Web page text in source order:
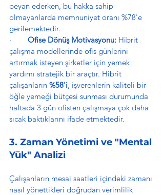
beyan ederken, bu hakka sahip
olmayanlarda memnuniyet oranı %78'e
gerilemektedir.
· Ofise Dönüş Motivasyonu: Hibrit
çalışma modellerinde ofis günlerini
artırmak isteyen şirketler için yemek
yardımı stratejik bir araçtır. Hibrit
çalışanların %58'i , işverenlerin kaliteli bir
öğle yemeği bütçesi sunması durumunda
haftada 3 gün ofisten çalışmaya çok daha
sıcak baktıklarını ifade etmektedir.
3. Zaman Yönetimi ve "Mental
Yük" Analizi
Çalışanların mesai saatleri içindeki zamanı
nasıl yönettikleri doğrudan verimlilik